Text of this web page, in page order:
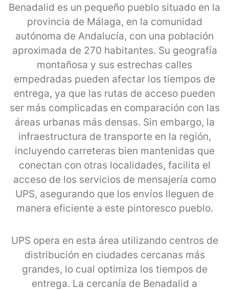
Benadalid es un pequeño pueblo situado en la
provincia de Málaga, en la comunidad
autónoma de Andalucía, con una población
aproximada de 270 habitantes. Su geografía
montañosa y sus estrechas calles
empedradas pueden afectar los tiempos de
entrega, ya que las rutas de acceso pueden
ser más complicadas en comparación con las
áreas urbanas más densas. Sin embargo, la
infraestructura de transporte en la región,
incluyendo carreteras bien mantenidas que
conectan con otras localidades, facilita el
acceso de los servicios de mensajería como
UPS, asegurando que los envíos lleguen de
manera eficiente a este pintoresco pueblo.
UPS opera en esta área utilizando centros de
distribución en ciudades cercanas más
grandes, lo cual optimiza los tiempos de
entrega. La cercanía de Benadalid a